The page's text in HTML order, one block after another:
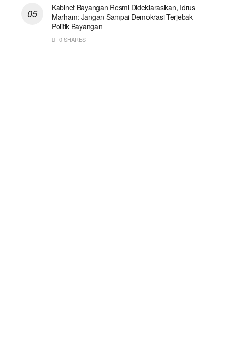
Kabinet Bayangan Resmi Dideklarasikan, Idrus
Marham: Jangan Sampai Demokrasi Terjebak
Politik Bayangan
0 SHARES